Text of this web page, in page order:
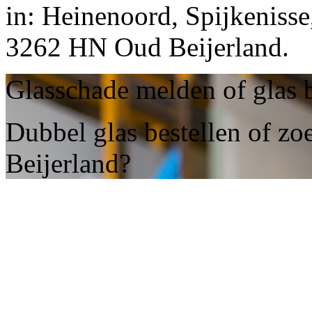
in: Heinenoord,
3262 HN Oud Beijerland.
Glasschade melden of
Dubbel glas bestellen of
Beijerland?